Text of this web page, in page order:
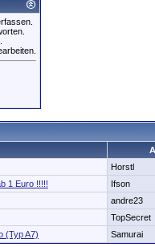
Horstl
1 Euro !!!!!
Ifson
andre23
TopSecret
(Typ A7)
Samurai